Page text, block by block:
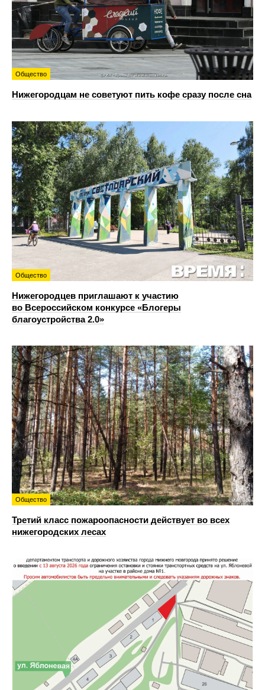
Общество
Нижегородцам не советуют пить кофе сразу после сна
Общество
Нижегородцев приглашают к участию
во Всероссийском конкурсе «Блогеры
благоустройства 2.0»
Общество
Третий класс пожароопасности действует во всех
нижегородских лесах